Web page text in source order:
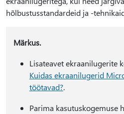
hõlbustusstandardeid ja -
Märkus.
Lisateavet ekraanilugerite
Kuidas ekraanilugerid
töötavad?.
Parima kasutuskogemuse